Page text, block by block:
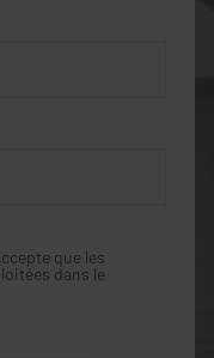
que les
dans le